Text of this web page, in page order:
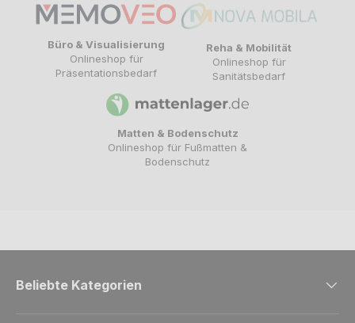
Büro & Visualisierung
Onlineshop für
Präsentationsbedarf
Reha & Mobilität
Onlineshop für
Sanitätsbedarf
Matten & Bodenschutz
Onlineshop für Fußmatten &
Bodenschutz
Beliebte Kategorien